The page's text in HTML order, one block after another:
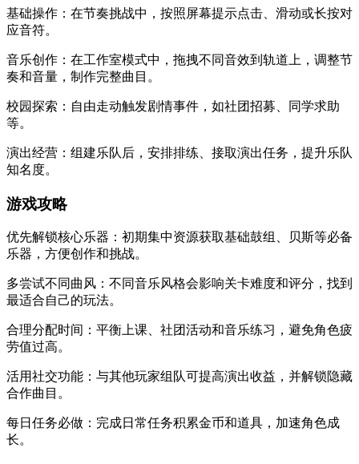
基础操作：在节奏挑战中，按照屏幕提示点击、滑动或长按对
应音符。
音乐创作：在工作室模式中，拖拽不同音效到轨道上，调整节
奏和音量，制作完整曲目。
校园探索：自由走动触发剧情事件，如社团招募、同学求助
等。
演出经营：组建乐队后，安排排练、接取演出任务，提升乐队
知名度。
游戏攻略
优先解锁核心乐器：初期集中资源获取基础鼓组、贝斯等必备
乐器，方便创作和挑战。
多尝试不同曲风：不同音乐风格会影响关卡难度和评分，找到
最适合自己的玩法。
合理分配时间：平衡上课、社团活动和音乐练习，避免角色疲
劳值过高。
活用社交功能：与其他玩家组队可提高演出收益，并解锁隐藏
合作曲目。
每日任务必做：完成日常任务积累金币和道具，加速角色成
长。